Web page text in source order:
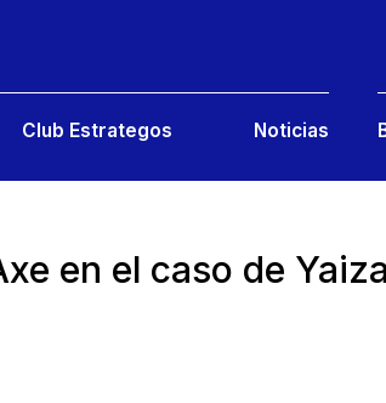
Club Estrategos Noticias
en el caso de